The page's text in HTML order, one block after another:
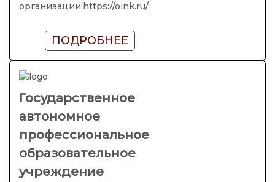
организации:https://oink.ru/
ПОДРОБНЕЕ
Государственное
автономное
профессиональное
образовательное
учреждение